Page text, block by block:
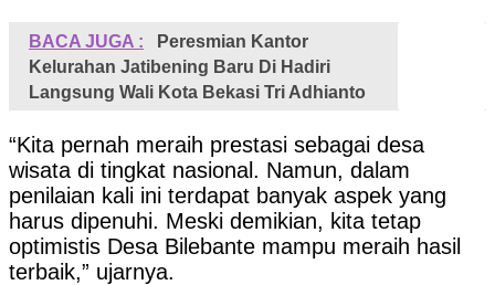
BACA JUGA :
Peresmian Kantor
Kelurahan Jatibening Baru Di Hadiri
Langsung Wali Kota Bekasi Tri Adhianto
“Kita pernah meraih prestasi sebagai desa
wisata di tingkat nasional. Namun, dalam
penilaian kali ini terdapat banyak aspek yang
harus dipenuhi. Meski demikian, kita tetap
optimistis Desa Bilebante mampu meraih hasil
terbaik,” ujarnya.